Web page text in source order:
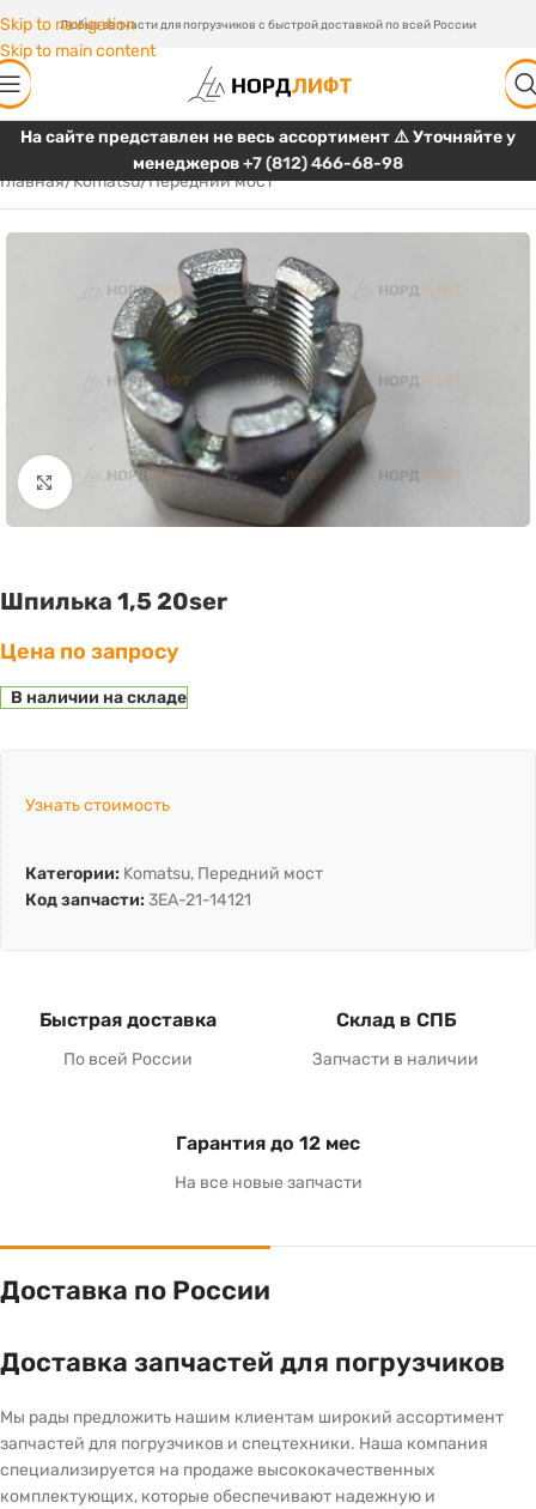
Skip to navigation
Skip to main content
Любые запчасти для погрузчиков с быстрой доставкой по всей России
На сайте представлен не весь ассортимент ⚠️ Уточняйте у
менеджеров+7 (812) 466-68-98
Главная/Komatsu/Передний мост
Click to enlarge
Шпилька 1,5 20ser
Цена по запросу
В наличии на складе
Узнать стоимость
Категории: Komatsu, Передний мост
Код запчасти: 3EA-21-14121
Быстрая доставка
По всей России
Склад в СПБ
Запчасти в наличии
Гарантия до 12 мес
На все новые запчасти
Доставка по России
Доставка запчастей для погрузчиков
Мы рады предложить нашим клиентам широкий ассортимент
запчастей для погрузчиков и спецтехники. Наша компания
специализируется на продаже высококачественных
комплектующих, которые обеспечивают надежную и